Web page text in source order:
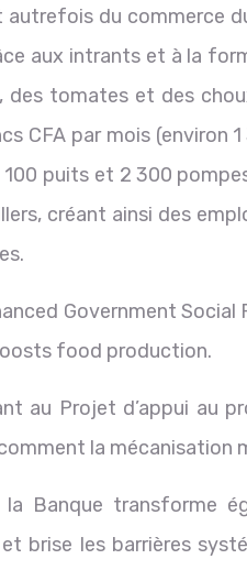
du commerce
aux intrants et à la
des tomates et des
CFA par mois (environ
100 puits et 2 300
créant ainsi des
au Projet d’appui au
la mécanisation
la Banque transforme
brise les barrières